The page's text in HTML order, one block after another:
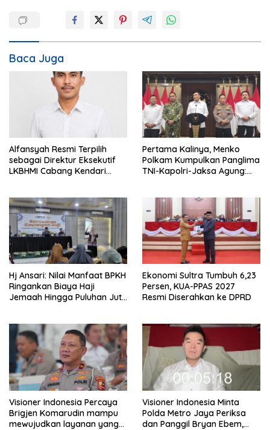
s
i
p
Baca Juga
Alfansyah Resmi Terpilih
sebagai Direktur Eksekutif
LKBHMI Cabang Kendari
Pertama Kalinya, Menko
Polkam Kumpulkan Panglima
TNI-Kapolri-Jaksa Agung:
Hj Ansari: Nilai Manfaat BPKH
Ringankan Biaya Haji
Jemaah Hingga Puluhan Juta
Ekonomi Sultra Tumbuh 6,23
Persen, KUA-PPAS 2027
Resmi Diserahkan ke DPRD
Visioner Indonesia Percaya
Brigjen Komarudin mampu
mewujudkan layanan yang
Visioner Indonesia Minta
Polda Metro Jaya Periksa
dan Panggil Bryan Ebem,